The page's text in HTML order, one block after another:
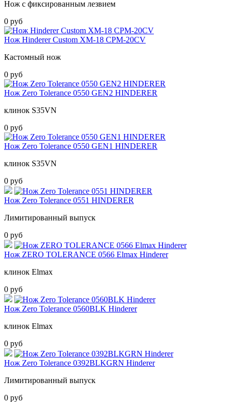
Нож с фиксированным лезвием
0 руб
Нож Hinderer Custom XM-18 CPM-20CV
Кастомный нож
0 руб
Нож Zero Tolerance 0550 GEN2 HINDERER
клинок S35VN
0 руб
Нож Zero Tolerance 0550 GEN1 HINDERER
клинок S35VN
0 руб
Нож Zero Tolerance 0551 HINDERER
Лимитированный выпуск
0 руб
Нож ZERO TOLERANCE 0566 Elmax Hinderer
клинок Elmax
0 руб
Нож Zero Tolerance 0560BLK Hinderer
клинок Elmax
0 руб
Нож Zero Tolerance 0392BLKGRN Hinderer
Лимитированный выпуск
0 руб